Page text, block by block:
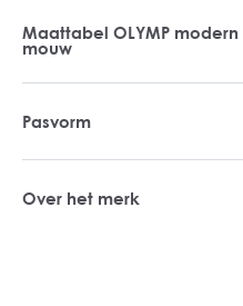
Maattabel OLYMP
mouw
Pasvorm
Over het merk